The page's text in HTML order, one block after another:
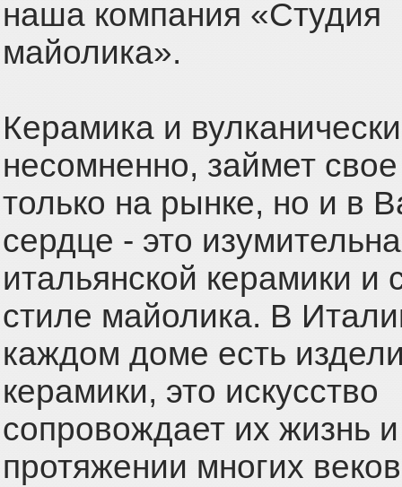
наша компания «Студия
майолика».
Керамика и
несомненно, займет
только на рынке, но и в
сердце - это
итальянской керамики и
стиле майолика. В
каждом доме есть
керамики, это искусство
сопровождает их жизнь
протяжении многих